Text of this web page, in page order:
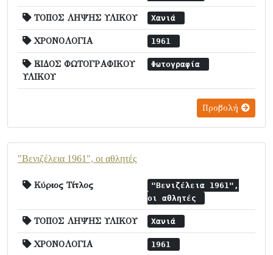
ΤΟΠΟΣ ΛΗΨΗΣ ΥΛΙΚΟΥ Χανιά
ΧΡΟΝΟΛΟΓΙΑ 1961
ΕΙΔΟΣ ΦΩΤΟΓΡΑΦΙΚΟΥ
ΥΛΙΚΟΥ
Φωτογραφία
Προβολή
"Βενιζέλεια 1961", οι αθλητές
Κύριος Τίτλος
"Βενιζέλεια 1961",
οι αθλητές
ΤΟΠΟΣ ΛΗΨΗΣ ΥΛΙΚΟΥ Χανιά
ΧΡΟΝΟΛΟΓΙΑ 1961